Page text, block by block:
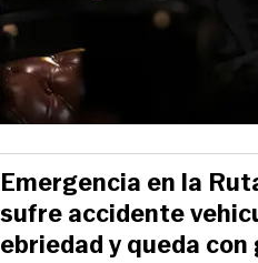
Emergencia en la
sufre accidente
ebriedad y queda